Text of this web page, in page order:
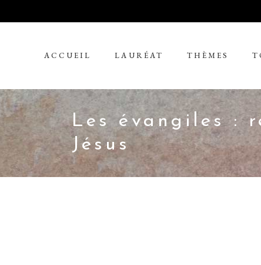
ACCUEIL LAURÉAT THÈMES
Les évangiles :
Jésus